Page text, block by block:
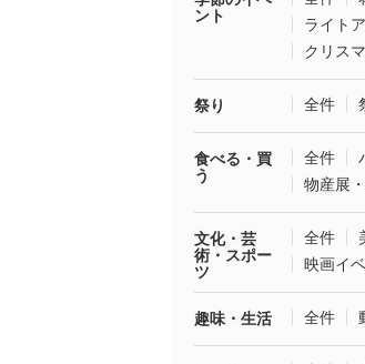
ント
ライト
クリス
祭り 全件
食べる・買
う
全件
物産展
文化・芸
術・スポー
ツ
全件
映画イ
趣味・生活 全件